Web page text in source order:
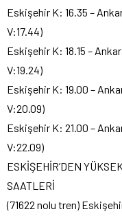
Eskişehir K: 16.35 –
V:17.44)
Eskişehir K: 18.15 –
V:19.24)
Eskişehir K: 19.00 –
V:20.09)
Eskişehir K: 21.00 –
V:22.09)
ESKİŞEHİR’DEN
SAATLERİ
(71622 nolu tren)